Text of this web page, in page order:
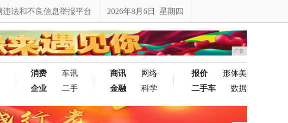
违法和不良信息举报平台 2026年8月6日 星期四
广告
消费
车讯
企业
二手
商讯
网络
金融
科学
报价
形体美
二手车
数据